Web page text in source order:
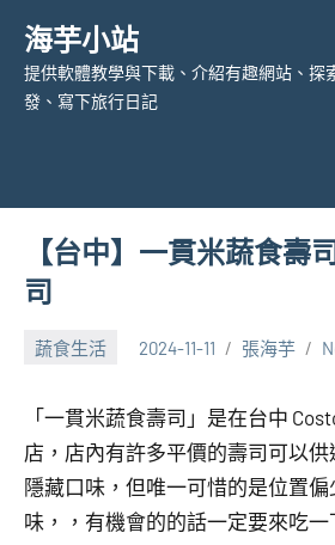
content
海芋小站
提供軟體教學與下載、介紹有趣網站、探
發、寫下旅行日記
【台中】一貫米蔬食壽
司
蔬食生活 2024-11-11 張海芋
「一貫米蔬食壽司」是在台中
店，店內有許多平價的壽司可以
隱藏口味，但唯一可惜的是位置
味，，有機會的的話一定要來吃一